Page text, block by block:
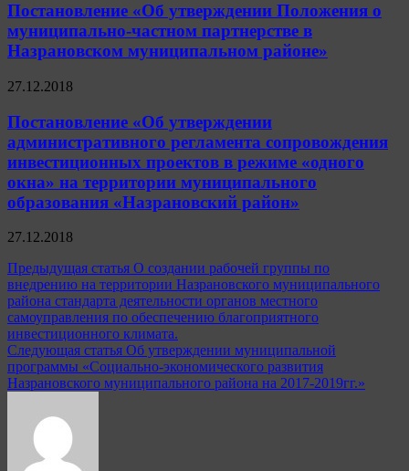
Постановление «Об утверждении Положения о
муниципально-частном партнерстве в
Назрановском муниципальном районе»
27.12.2018
Постановление «Об утверждении
административного регламента сопровождения
инвестиционных проектов в режиме «одного
окна» на территории муниципального
образования «Назрановский район»
27.12.2018
Навигация
по
записям
Предыдущая статья О создании рабочей группы по
внедрению на территории Назрановского муниципального
района стандарта деятельности органов местного
самоуправления по обеспечению благоприятного
инвестиционного климата.
Следующая статья Об утверждении муниципальной
программы «Социально-экономического развития
Назрановского муниципального района на 2017-2019гг.»